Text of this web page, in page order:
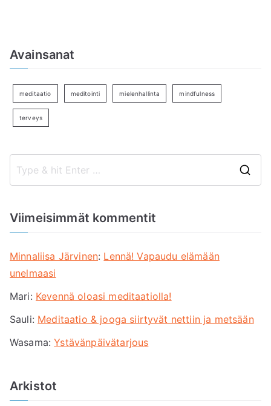
Avainsanat
meditaatio meditointi mielenhallinta mindfulness
terveys
Viimeisimmät kommentit
Minnaliisa Järvinen: Lennä! Vapaudu elämään
unelmaasi
Mari: Kevennä oloasi meditaatiolla!
Sauli: Meditaatio & jooga siirtyvät nettiin ja metsään
Wasama:Ystävänpäivätarjous
Arkistot